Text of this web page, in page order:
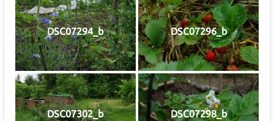
DSC07294_b DSC07296_b
DSC07302_b DSC07298_b